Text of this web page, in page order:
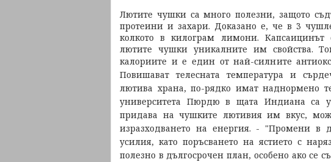
Лютите чушки са много полезни, защото
протеини и захари. Доказано е, че в 3
колкото в килограм лимони.
лютите чушки уникалните им свойства.
калориите и е един от най-силните
Повишават телесната температура и
лютива храна, по-рядко имат наднормено
университета Пюрдю в щата Индиана са
придава на чушките лютивия им вкус,
изразходването на енергия. -"Промени в
усилия, като поръсването на ястието с
полезно в дългосрочен план, особено ако се